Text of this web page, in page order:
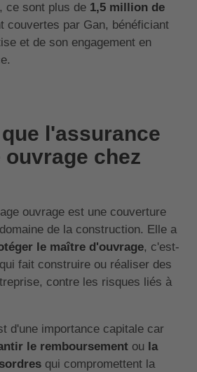
ce sont plus de 1,5 million de
couvertes par Gan, bénéficiant
et de son engagement en
l'assurance
ouvrage chez
ouvrage est une couverture
de la construction. Elle a
le maître d'ouvrage, c'est-
fait construire ou réaliser des
contre les risques liés à
d'une importance capitale car
le remboursementou la
qui compromettent la